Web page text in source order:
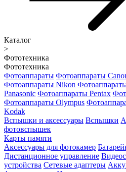
Каталог
>
Фототехника
Фототехника
Фотоаппараты Фотоаппараты
Фотоаппараты Nikon
Panasonic Фотоаппараты Pentax
Фотоаппараты Olympus
Kodak
Вспышки и аксессуары Вспышки
фотовспышек
Карты памяти
Аксессуары для фотокамер
Дистанционное управление
устройства Сетевые адаптеры